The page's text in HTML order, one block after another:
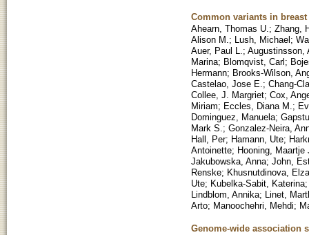
Common variants in
Ahearn, Thomas U. ; Zhang,
Alison M. ; Lush, Michael;
Auer, Paul L. ; Augustinsson,
Marina; Blomqvist, Carl;
Hermann; Brooks-Wilson,
Castelao, Jose E. ; Chang-
Collee, J. Margriet; Cox,
Miriam; Eccles, Diana M. ;
Dominguez, Manuela;
Mark S. ; Gonzalez-Neira,
Hall, Per; Hamann, Ute;
Antoinette; Hooning, Maartje
Jakubowska, Anna; John,
Renske; Khusnutdinova, Elza
Ute; Kubelka-Sabit, Katerina
Lindblom, Annika; Linet,
Arto; Manoochehri, Mehdi;
Genome-wide association